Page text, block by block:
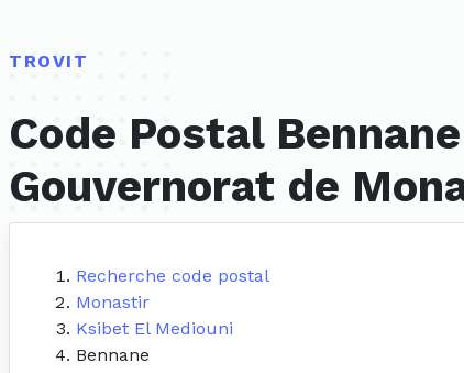
TROVIT
Code Postal
Gouvernorat de
Recherche code postal
Monastir
Ksibet El Mediouni
Bennane